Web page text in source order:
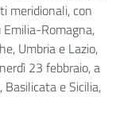
meridionali, con
Romagna,
Umbria e Lazio,
23 febbraio, a
Basilicata e Sicilia,